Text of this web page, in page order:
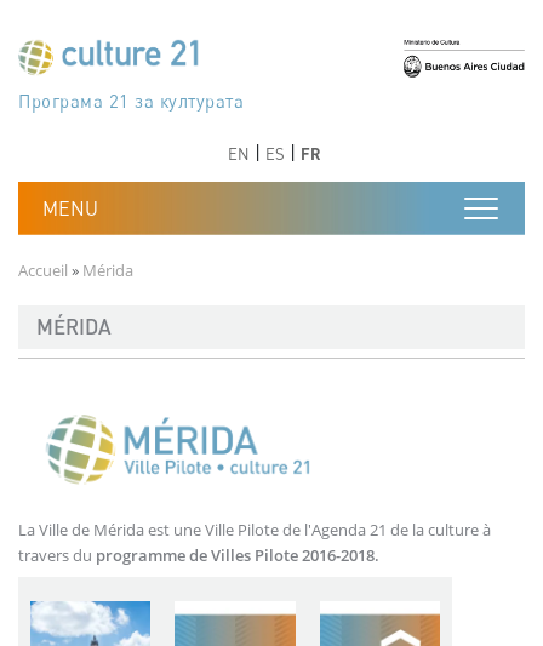
جدول أعمال القرن 21 للثقافة
Програма 21 за културата
Agenda 21 de la cultura
Agjenda 21 për kulturë
Agenda 21 van cultuur
Agenda 21 for culture
Kulturaren Agenda 21
Agenda 21 de la culture
Axenda 21 da cultura
Agenda 21 für Kultur
Agenda 21 della cultura
文化のためのアジェンダ21
دستورکار 21 برای فرهنگ
Agenda 21 dla kultury
Agenda 21 da cultura
Повестка дня 21 для культуры
Agenda 21 za kulturu
Agenda 21 de la cultura
Agenda 21 för kulturen
Kültür için Gündem 21
Порядок денний 21 для культури
EN ES FR
Fil d'Ariane
Accueil Mérida
MÉRIDA
La Ville de Mérida est une Ville Pilote de l'Agenda 21 de la culture à
travers du programme de Villes Pilote 2016-2018.